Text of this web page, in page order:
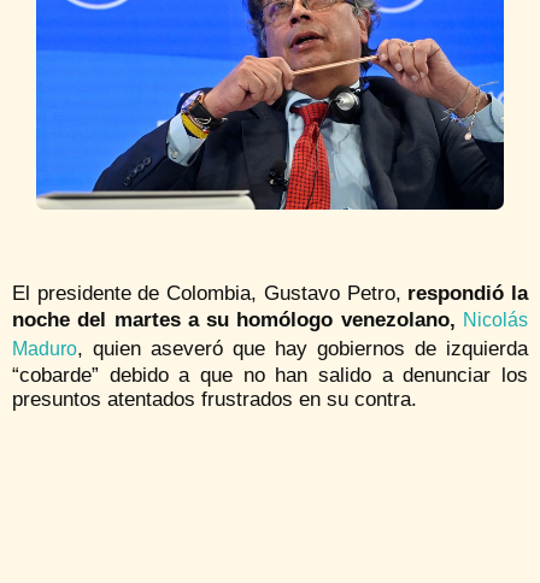
El presidente de Colombia, Gustavo Petro, respondió la
noche del martes a su homólogo venezolano, Nicolás
Maduro, quien aseveró que hay gobiernos de izquierda
“cobarde” debido a que no han salido a denunciar los
presuntos atentados frustrados en su contra.